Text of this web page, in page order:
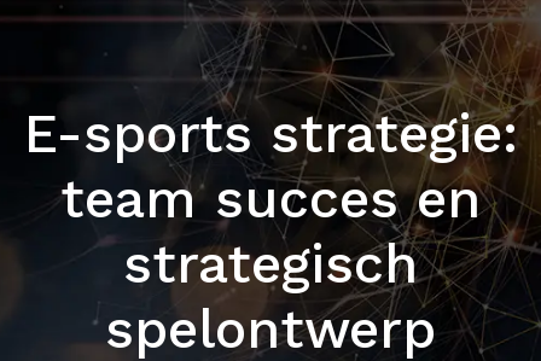
E-sports strategie:
team succes en
strategisch
spelontwerp